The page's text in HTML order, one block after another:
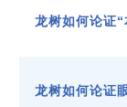
龙树如何论证
龙树如何论证